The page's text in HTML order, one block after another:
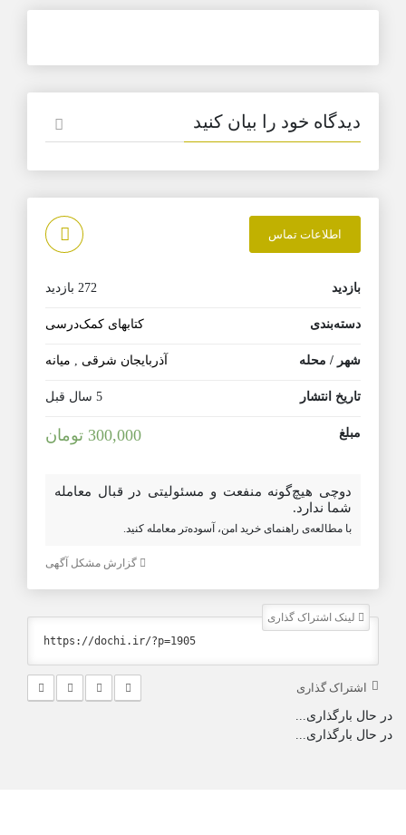
دیدگاه خود را بیان کنید
اطلاعات تماس
بازدید 272 بازدید
دسته‌بندی کتابهای کمک‌درسی
شهر / محله آذربایجان شرقی , میانه
تاریخ انتشار 5 سال قبل
مبلغ 300,000 تومان
دوچی هیچ‌گونه منفعت و مسئولیتی در قبال معامله
شما ندارد.
با مطالعه‌ی راهنمای خرید امن، آسوده‌تر معامله کنید.
گزارش مشکل آگهی
لینک اشتراک گذاری
اشتراک گذاری
در حال بارگذاری...
در حال بارگذاری...